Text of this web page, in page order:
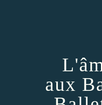
aux